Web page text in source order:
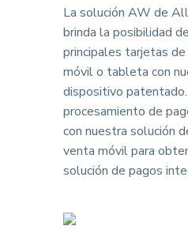
La solución AW de
brinda la posibilidad
principales tarjetas
móvil o tableta con
dispositivo patentado.
procesamiento de
con nuestra solución
venta móvil para
solución de pagos